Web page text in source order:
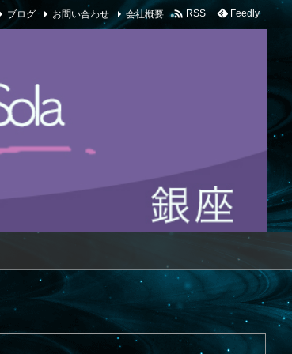
ブログ お問い合わせ 会社概要  RSS Feedly